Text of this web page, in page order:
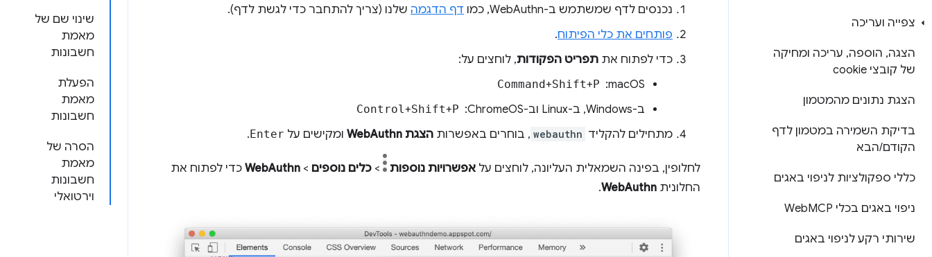
צפייה ועריכה
הצגה, הוספה, עריכה ומחיקה
של קובצי cookie
הצגת נתונים מהמטמון
בדיקת השמירה במטמון לדף
הקודם/הבא
כללי ספקולציות לניפוי באגים
ניפוי באגים בכלי Web MCP
שירותי רקע לניפוי באגים
שינוי שם של
מאמת
חשבונות
הפעלת
מאמת
חשבונות
הסרה של
מאמת
חשבונות
וירטואלי
נכנסים לדף שמשתמש ב-WebAuthn, כמו דף הדגמה שלנו (צריך להתחבר כדי לגשת לדף).
פותחים את כלי הפיתוח.
כדי לפתוח את תפריט הפקודות, לוחצים על:
macOS: ‏
Command+Shift+P
ב-Windows, ב-Linux וב-ChromeOS: ‏ Control+Shift+P
מתחילים להקליד webauthn , בוחרים באפשרות הצגת WebAuthn ומקישים על Enter
.
לחלופין, בפינה השמאלית העליונה, לוחצים על אפשרויות נוספות > כלים נוספים >
WebAuthn כדי לפתוח את
החלונית WebAuthn
.